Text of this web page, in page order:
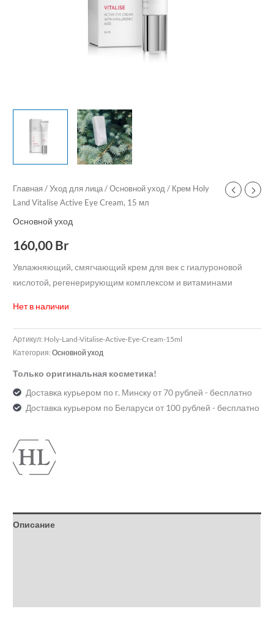
Главная /Уход для лица /Основной уход / Крем Holy
Land Vitalise Active Eye Cream, 15 мл
Основной уход
160,00 Br
Увлажняющий, смягчающий крем для век с гиалуроновой
кислотой, регенерирующим комплексом и витаминами
Нет в наличии
Артикул: Holy-Land-Vitalise-Active-Eye-Cream-15ml
Категория:Основной уход
Только оригинальная косметика!
Доставка курьером по г. Минску от 70 рублей - бесплатно
Доставка курьером по Беларуси от 100 рублей - бесплатно
Описание